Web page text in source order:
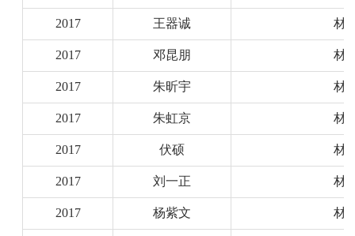
2017 王器诚 材
2017 邓昆朋 材
2017 朱昕宇 材
2017 朱虹京 材
2017 伏硕 材
2017 刘一正 材
2017 杨紫文 材